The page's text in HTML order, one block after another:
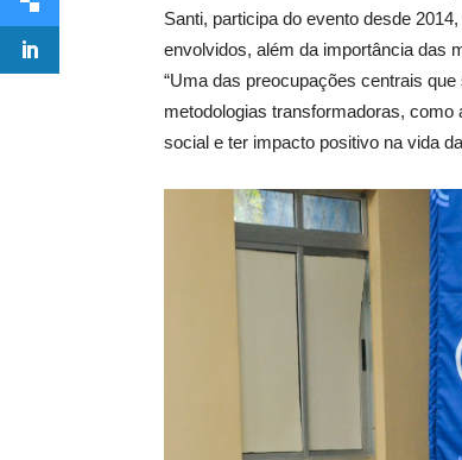
Santi, participa do evento desde
envolvidos, além da importância das
“Uma das preocupações centrais
metodologias transformadoras,
social e ter impacto positivo na vida